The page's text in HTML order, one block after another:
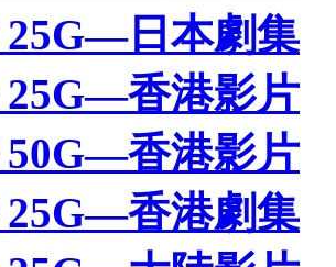
25G—日本劇集
25G—香港影片
50G—香港影片
25G—香港劇集